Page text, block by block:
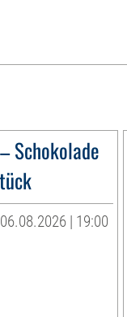
Schokolade
| 19:00